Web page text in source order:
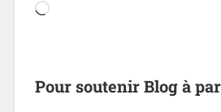
Pour soutenir Blog à